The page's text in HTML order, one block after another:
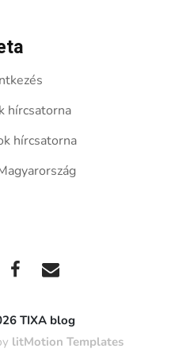
hírcsatorna
hírcsatorna
TIXA blog
litMotion Templates